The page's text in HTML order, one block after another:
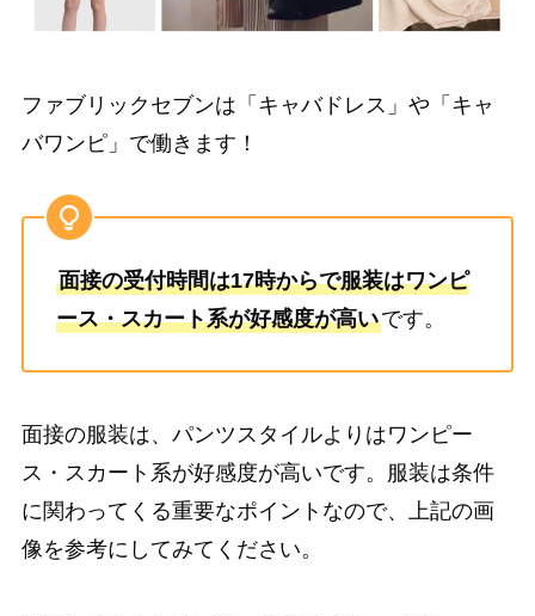
ファブリックセブンは「キャバドレス」や「キャ
バワンピ」で働きます！
面接の受付時間は17時からで服装はワンピ
ース・スカート系が好感度が高いです。
面接の服装は、パンツスタイルよりはワンピー
ス・スカート系が好感度が高いです。服装は条件
に関わってくる重要なポイントなので、上記の画
像を参考にしてみてください。